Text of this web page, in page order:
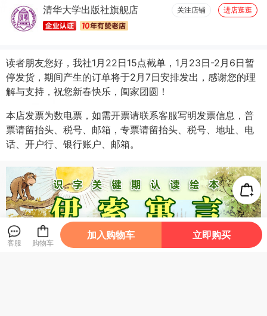
杜*丽
图文清晰(8) 纸张精良(8) 触感良好(7) 设计一流(7)
清华大学出版社旗舰店 关注店铺 进店逛逛
读者朋友您好，我社1月22日15点截单，1月23日-2月6日暂
停发货，期间产生的订单将于2月7日安排发出，感谢您的理
解与支持，祝您新春快乐，阖家团圆！
本店发票为数电票，如需开票请联系客服写明发票信息，普
票请留抬头、税号、邮箱，专票请留抬头、税号、地址、电
话、开户行、银行账户、邮箱。
客服 购物车
加入购物车 立即购买